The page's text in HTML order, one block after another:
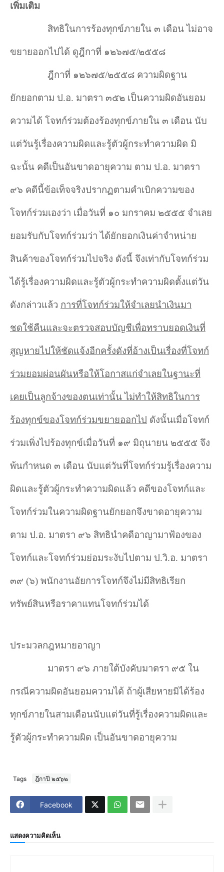
เพิ่มเติม
สิทธิในการร้องทุกข์ภายใน ๓ เดือน ไม่อาจ
ขยายออกไปได้ ดูฎีกาที่ ๑๒๖๗๕/๒๕๕๘
ฎีกาที่ ๑๒๖๗๕/๒๕๕๘ ความผิดฐาน
ยักยอกตาม ป.อ. มาตรา ๓๕๒ เป็นความผิดอันยอม
ความได้ โจทก์ร่วมต้องร้องทุกข์ภายใน ๓ เดือน นับ
แต่วันรู้เรื่องความผิดและรู้ตัวผู้กระทำความผิด มิ
ฉะนั้น คดีเป็นอันขาดอายุความ ตาม ป.อ. มาตรา
๙๖ คดีนี้ข้อเท็จจริงปรากฏตามคำเบิกความของ
โจทก์ร่วมเองว่า เมื่อวันที่ ๑๐ มกราคม ๒๕๕๕ จำเลย
ยอมรับกับโจทก์ร่วมว่า ได้ยักยอกเงินค่าจำหน่าย
สินค้าของโจทก์ร่วมไปจริง ดังนี้ จึงเท่ากับโจทก์ร่วม
ได้รู้เรื่องความผิดและรู้ตัวผู้กระทำความผิดตั้งแต่วัน
ดังกล่าวแล้ว การที่โจทก์ร่วมให้จำเลยนำเงินมา
ชดใช้คืนและจะตรวจสอบบัญชีเพื่อทราบยอดเงินที่
สูญหายไปให้ชัดแจ้งอีกครั้งดังที่อ้างเป็นเรื่องที่โจทก์
ร่วมยอมผ่อนผันหรือให้โอกาสแก่จำเลยในฐานะที่
เคยเป็นลูกจ้างของตนเท่านั้น ไม่ทำให้สิทธิในการ
ร้องทุกข์ของโจทก์ร่วมขยายออกไป ดังนั้นเมื่อโจทก์
ร่วมเพิ่งไปร้องทุกข์เมื่อวันที่ ๑๙ มิถุนายน ๒๕๕๕ จึง
พ้นกำหนด ๓ เดือน นับแต่วันที่โจทก์ร่วมรู้เรื่องความ
ผิดและรู้ตัวผู้กระทำความผิดแล้ว คดีของโจทก์และ
โจทก์ร่วมในความผิดฐานยักยอกจึงขาดอายุความ
ตาม ป.อ. มาตรา ๙๖ สิทธินำคดีอาญามาฟ้องของ
โจทก์และโจทก์ร่วมย่อมระงับไปตาม ป.วิ.อ. มาตรา
๓๙ (๖) พนักงานอัยการโจทก์จึงไม่มีสิทธิเรียก
ทรัพย์สินหรือราคาแทนโจทก์ร่วมได้
ประมวลกฎหมายอาญา
มาตรา ๙๖ ภายใต้บังคับมาตรา ๙๕ ใน
กรณีความผิดอันยอมความได้ ถ้าผู้เสียหายมิได้ร้อง
ทุกข์ภายในสามเดือนนับแต่วันที่รู้เรื่องความผิดและ
รู้ตัวผู้กระทำความผิด เป็นอันขาดอายุความ
Tags ฎีกาปี ๒๕๖๒
Facebook
แสดงความคิดเห็น